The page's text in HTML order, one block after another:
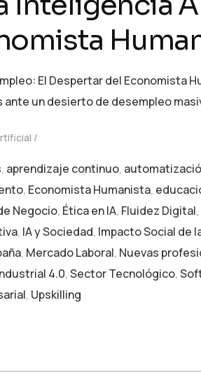
El Despertar del Economista
un desierto de desempleo
, aprendizaje continuo,
, Economista Humanista,
Negocio, Ética en IA, Fluidez Digital,
, IA y Sociedad, Impacto Social de
, Mercado Laboral, Nuevas
4.0,Sector Tecnológico,
, Upskilling